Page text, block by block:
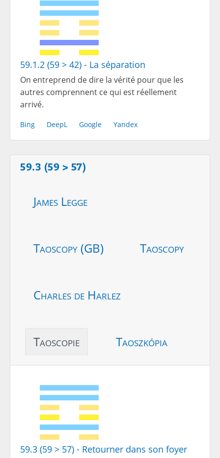
59.1.2 (59 > 42) - La séparation
On entreprend de dire la vérité pour que les
autres comprennent ce qui est réellement
arrivé.
Bing DeepL Google Yandex
59.3 (59 > 57)
James Legge
Taoscopy (GB) Taoscopy
Charles de Harlez
Taoscopie Taoszkópia
59.3 (59 > 57) - Retourner dans son foyer